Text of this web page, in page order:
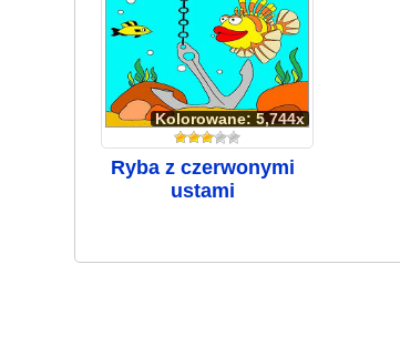
Kolorowane: 5,744x
Ryba z czerwonymi
ustami